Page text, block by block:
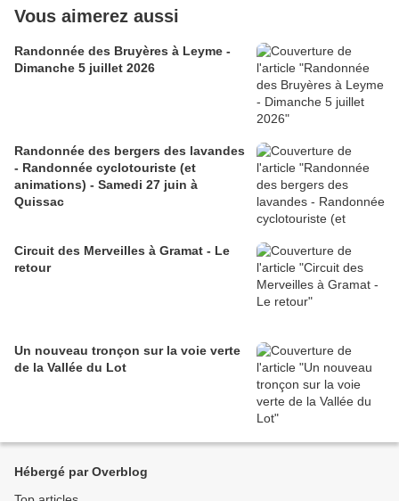
Vous aimerez aussi
Randonnée des Bruyères à Leyme -
Dimanche 5 juillet 2026
Randonnée des bergers des lavandes
- Randonnée cyclotouriste (et
animations) - Samedi 27 juin à
Quissac
Circuit des Merveilles à Gramat - Le
retour
Un nouveau tronçon sur la voie verte
de la Vallée du Lot
Hébergé par Overblog